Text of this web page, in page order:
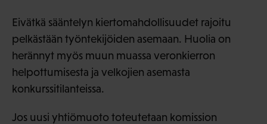
Eivätkä sääntelyn kiertomahdollisuudet rajoitu
pelkästään työntekijöiden asemaan. Huolia on
herännyt myös muun muassa veronkierron
helpottumisesta ja velkojien asemasta
konkurssitilanteissa.
Jos uusi yhtiömuoto toteutetaan komission